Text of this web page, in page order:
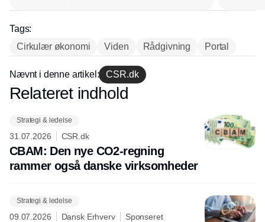
Tags:
Cirkulær økonomi
Viden Rådgivning Portal
Nævnt i denne artikel: CSR.dk
Annonce
Relateret indhold
Strategi & ledelse
31.07.2026 CSR.dk
CBAM: Den nye CO2-regning
rammer også danske virksomheder
Strategi & ledelse
09.07.2026 Dansk Erhverv Sponseret